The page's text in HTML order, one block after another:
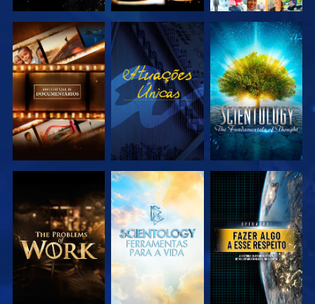
EXPLORAR A
SÉRIE
VER
EXPLORAR A
SÉRIE
EXPLORAR A
SÉRIE
EXPLORAR A
SÉRIE
VER